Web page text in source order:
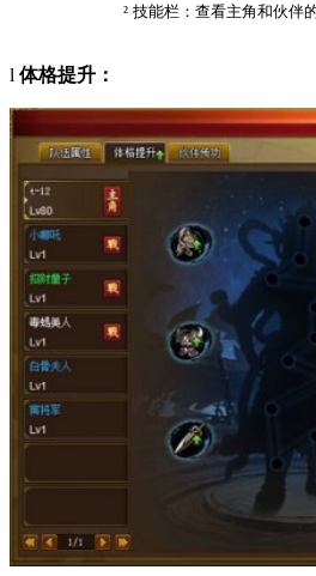
² 技能栏：查看主角和伙伴
l 体格提升：